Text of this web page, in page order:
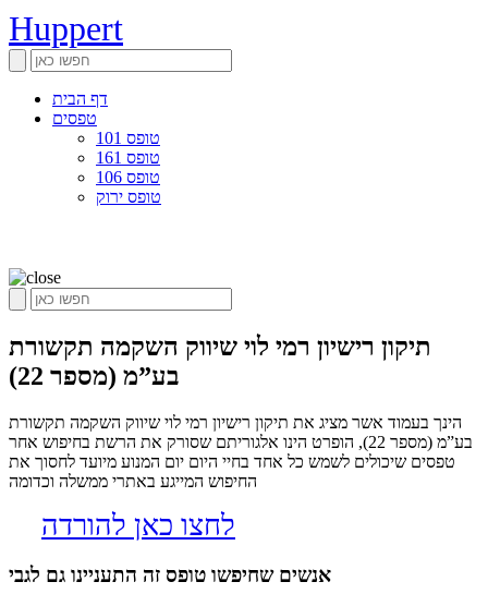
Huppert
דף הבית
טפסים
טופס 101
טופס 161
טופס 106
טופס ירוק
תיקון רישיון רמי לוי שיווק השקמה תקשורת
בע”מ (מספר 22)
הינך בעמוד אשר מציג את תיקון רישיון רמי לוי שיווק השקמה תקשורת
בע”מ (מספר 22), הופרט הינו אלגוריתם שסורק את הרשת בחיפוש אחר
טפסים שיכולים לשמש כל אחד בחיי היום יום המנוע מיועד לחסוך את
החיפוש המייגע באתרי ממשלה וכדומה
לחצו כאן להורדה
אנשים שחיפשו טופס זה התעניינו גם לגבי